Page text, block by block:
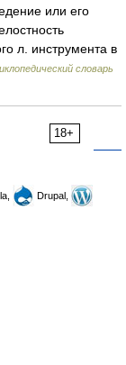
или его
л. инструмента в
словарь
18+
Drupal,